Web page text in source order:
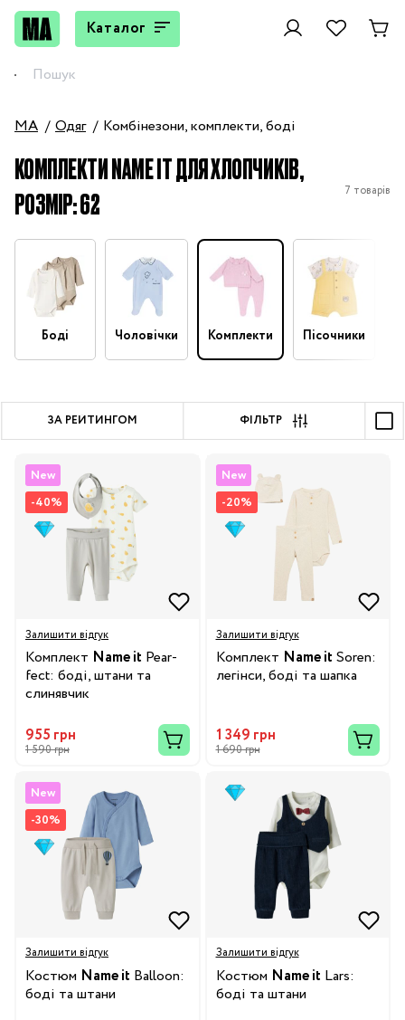
Каталог
MA Одяг Комбінезони, комплекти, боді
КОМПЛЕКТИ NAME IT ДЛЯ ХЛОПЧИКІВ,
РОЗМІР: 62
7 товарів
Боді Чоловічки Комплекти Пісочники
ЗА РЕЙТИНГОМ ФІЛЬТР
New
-40%
Залишити відгук
Комплект Name it Pear-
fect: боді, штани та
слинявчик
955 грн
1 590 грн
New
-20%
Залишити відгук
Комплект Name it Soren:
легінси, боді та шапка
1 349 грн
1 690 грн
New
-30%
Залишити відгук
Костюм Name it Balloon:
боді та штани
Залишити відгук
Костюм Name it Lars:
боді та штани